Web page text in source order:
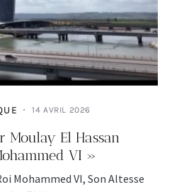
14 AVRIL 2026
Moulay El Hassan
VI »
Mohammed VI, Son Altesse